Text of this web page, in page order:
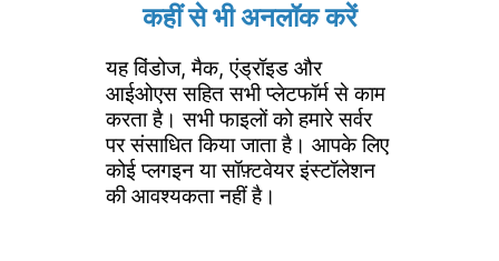
कहीं से भी अनलॉक करें
यह विंडोज, मैक, एंड्रॉइड और
आईओएस सहित सभी प्लेटफॉर्म से काम
करता है। सभी फाइलों को हमारे सर्वर
पर संसाधित किया जाता है। आपके लिए
कोई प्लगइन या सॉफ़्टवेयर इंस्टॉलेशन
की आवश्यकता नहीं है।